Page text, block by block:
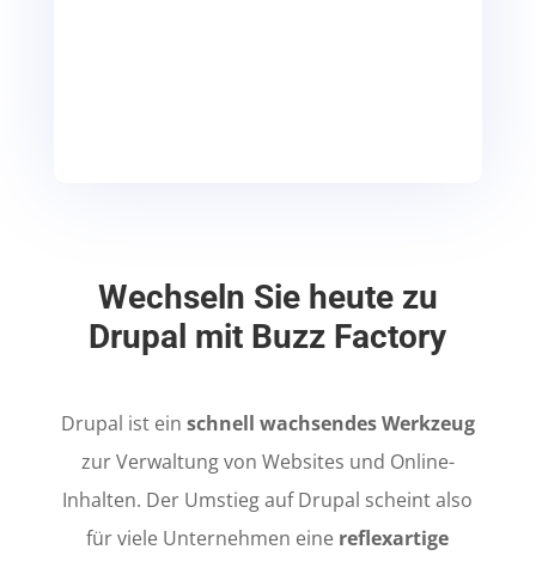
Wechseln Sie heute zu
Drupal mit Buzz Factory
Drupal ist ein schnell wachsendes Werkzeug
zur Verwaltung von Websites und Online-
Inhalten. Der Umstieg auf Drupal scheint also
für viele Unternehmen eine reflexartige